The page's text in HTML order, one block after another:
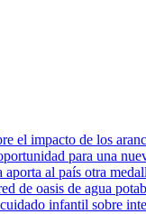
el impacto de los
para una
al país otra
de oasis de agua
infantil sobre